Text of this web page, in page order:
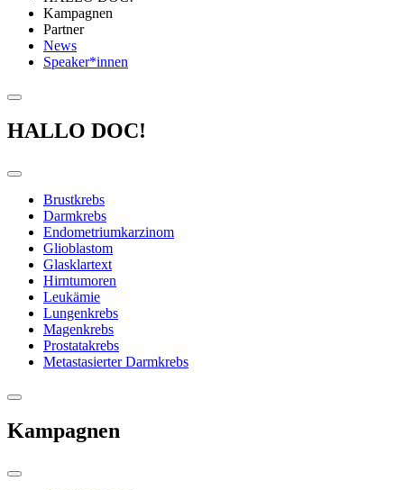
Kampagnen
Partner
News
Speaker*innen
HALLO DOC!
Brustkrebs
Darmkrebs
Endometriumkarzinom
Glioblastom
Glasklartext
Hirntumoren
Leukämie
Lungenkrebs
Magenkrebs
Prostatakrebs
Metastasierter Darmkrebs
Kampagnen